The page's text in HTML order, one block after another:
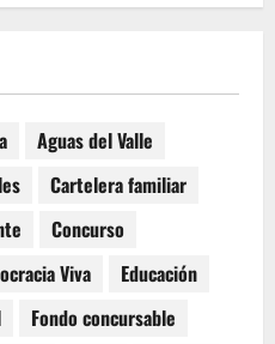
Aguas del Valle
Cartelera familiar
Concurso
Viva
Educación
Fondo concursable